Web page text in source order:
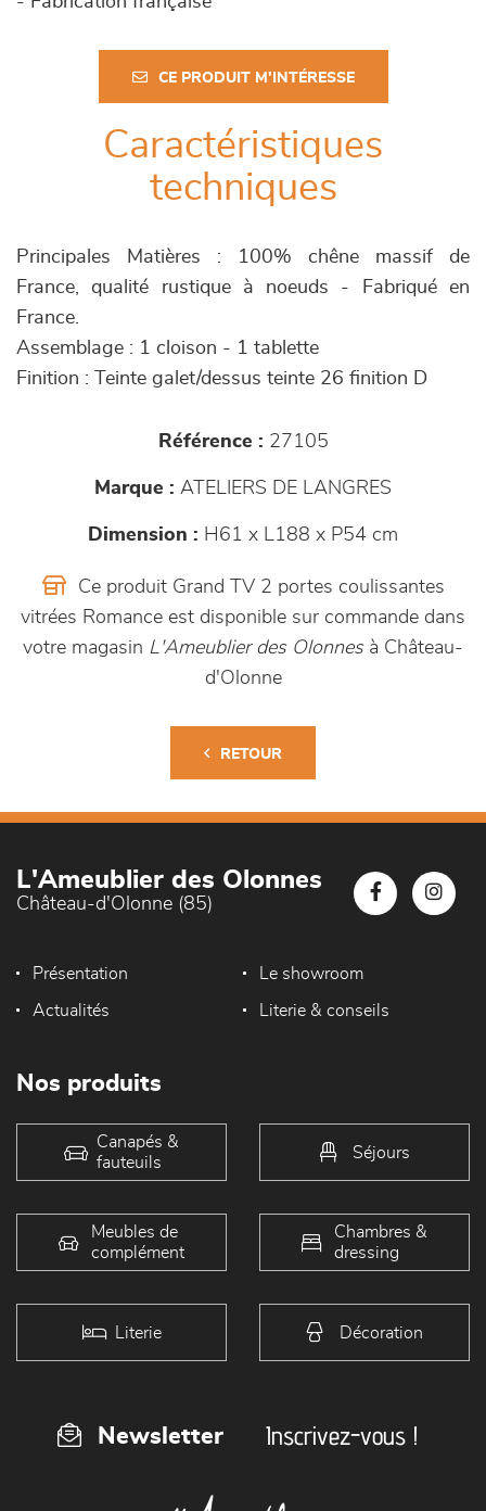
CE PRODUIT M'INTÉRESSE
Caractéristiques
techniques
Principales Matières : 100% chêne massif de
France, qualité rustique à noeuds - Fabriqué en
France.
Assemblage : 1 cloison - 1 tablette
Finition : Teinte galet/dessus teinte 26 finition D
Référence : 27105
Marque : ATELIERS DE LANGRES
Dimension : H61 x L188 x P54 cm
Ce produit Grand TV 2 portes coulissantes
vitrées Romance est disponible sur commande dans
votre magasin L'Ameublier des Olonnesà Château-
d'Olonne
RETOUR
L'Ameublier des Olonnes
Château-d'Olonne (85)
Présentation Le showroom
Actualités Literie & conseils
Nos produits
Canapés &
fauteuils
Séjours
Meubles de
complément
Chambres &
dressing
Literie Décoration
Newsletter Inscrivez-vous !